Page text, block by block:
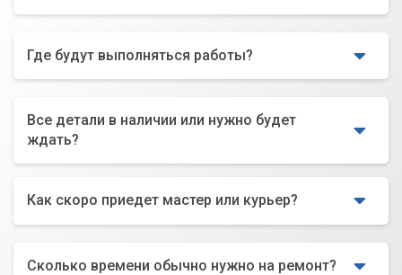
Где будут выполняться работы?
Все детали в наличии или нужно будет
ждать?
Как скоро приедет мастер или курьер?
Сколько времени обычно нужно на ремонт?